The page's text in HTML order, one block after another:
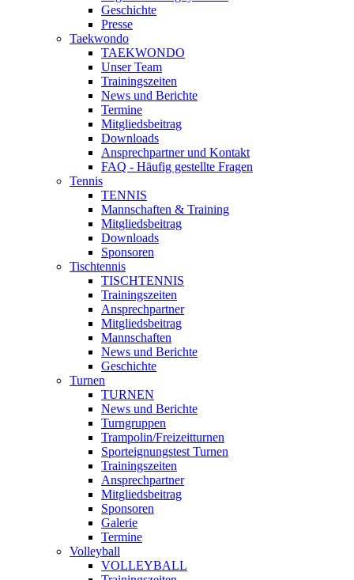
Geschichte
Presse
Taekwondo
TAEKWONDO
Unser Team
Trainingszeiten
News und Berichte
Termine
Mitgliedsbeitrag
Downloads
Ansprechpartner und Kontakt
FAQ - Häufig gestellte Fragen
Tennis
TENNIS
Mannschaften & Training
Mitgliedsbeitrag
Downloads
Sponsoren
Tischtennis
TISCHTENNIS
Trainingszeiten
Ansprechpartner
Mitgliedsbeitrag
Mannschaften
News und Berichte
Geschichte
Turnen
TURNEN
News und Berichte
Turngruppen
Trampolin/Freizeitturnen
Sporteignungstest Turnen
Trainingszeiten
Ansprechpartner
Mitgliedsbeitrag
Sponsoren
Galerie
Termine
Volleyball
VOLLEYBALL